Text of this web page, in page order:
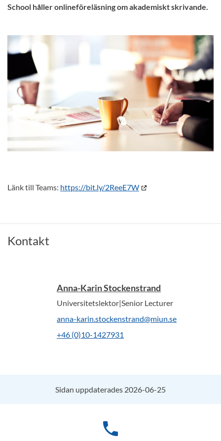
School håller onlineföreläsning om akademiskt skrivande.
Länk till Teams: https://bit.ly/2ReeE7W
Kontakt
Anna-Karin Stockenstrand
Universitetslektor|Senior Lecturer
anna-karin.stockenstrand@miun.se
+46 (0)10-1427931
Sidan uppdaterades 2026-06-25
phone